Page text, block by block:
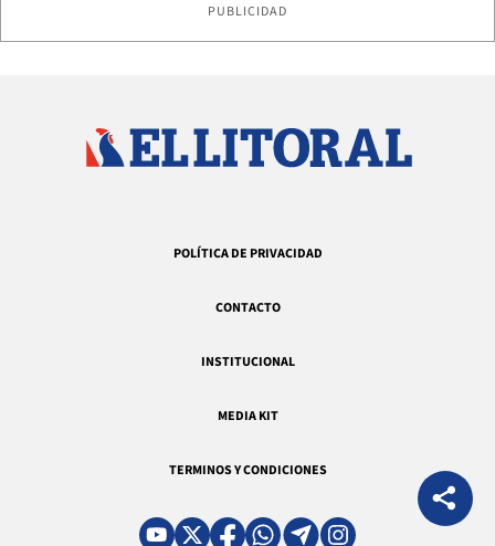
PUBLICIDAD
POLÍTICA DE PRIVACIDAD
CONTACTO
INSTITUCIONAL
MEDIA KIT
TERMINOS Y CONDICIONES